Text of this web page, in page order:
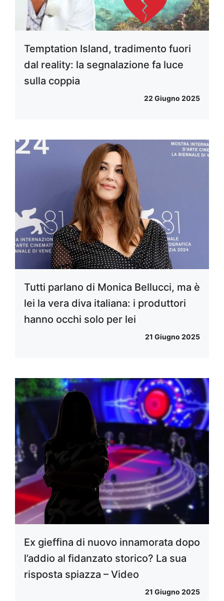
Temptation Island, tradimento fuori
dal reality: la segnalazione fa luce
sulla coppia
22 Giugno 2025
Tutti parlano di Monica Bellucci, ma è
lei la vera diva italiana: i produttori
hanno occhi solo per lei
21 Giugno 2025
Ex gieffina di nuovo innamorata dopo
l’addio al fidanzato storico? La sua
risposta spiazza – Video
21 Giugno 2025